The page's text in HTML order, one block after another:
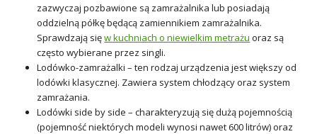
zazwyczaj pozbawione są zamrażalnika lub posiadają
oddzielną półkę będącą zamiennikiem zamrażalnika.
Sprawdzają sięw kuchniach o niewielkim metrażu oraz są
często wybierane przez singli.
Lodówko-zamrażalki – ten rodzaj urządzenia jest większy od
lodówki klasycznej. Zawiera system chłodzący oraz system
zamrażania.
Lodówki side by side – charakteryzują się dużą pojemnością
(pojemność niektórych modeli wynosi nawet 600 litrów) oraz